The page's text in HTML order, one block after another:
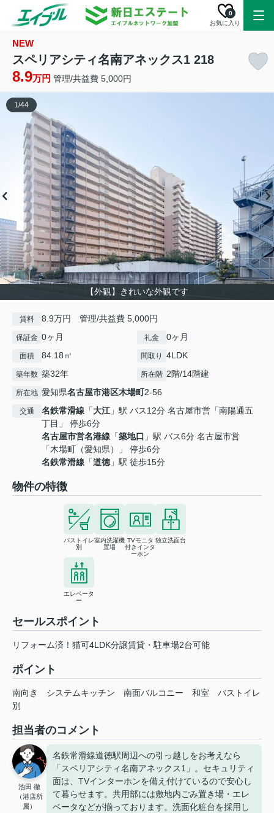
お気に入り
0
NEW
スペリアシティ名南アネックス1 218
8.9万円 管理/共益費 5,000円
【外観】きれいな外観です
1/44
賃料 8.9万円 管理/共益費 5,000円
保証金 0ヶ月 礼金 0ヶ月
面積 84.18㎡ 間取り 4LDK
築年数 築32年 所在階 2階/14階建
所在地 愛知県名古屋市港区木場町2-56
交通 名鉄常滑線 「大江」駅 バス12分 名古屋市営「南陽通五
丁目」 停歩6分
名古屋市営名港線 「築地口 」駅 バス6分 名古屋市営
「木場町（愛知県）」 停歩6分
名鉄常滑線 「道徳」駅 徒歩15分
物件の特徴
バストイレ
別
室内洗濯機
置場
TVモニタ
付きインタ
ーホン
独立洗面台
エレベータ
ー
セールスポイント
リフォーム済！猫可4LDK分譲賃貸・駐車場2台可能
ポイント
南向き システムキッチン 南面バルコニー 和室
バストイレ
別
担当者のコメント
池田 徹
（港店所
属）
名鉄常滑線道徳駅周辺への引っ越しをお考えなら
「スペリアシティ名南アネックス1」。セキュリティ
面は、TVインターホンを備え付けているので安心し
て暮らせます。共用部には敷地内ごみ置き場・エレ
ベータなどが揃っております。洗面化粧台を採用し